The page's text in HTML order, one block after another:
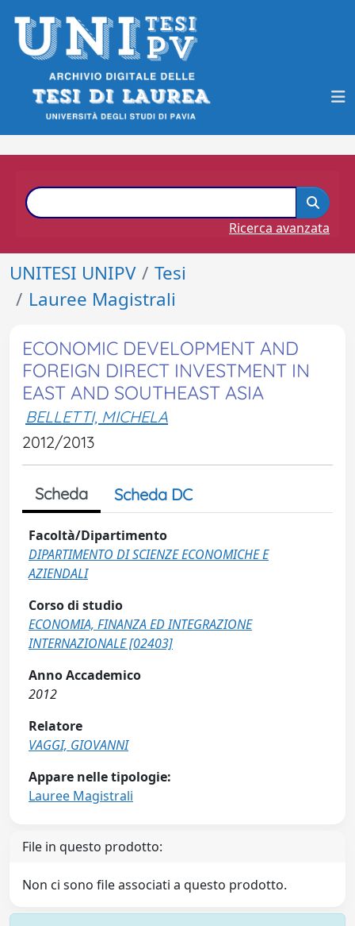
Ricerca avanzata
UNITESI UNIPV
Tesi
Lauree Magistrali
ECONOMIC DEVELOPMENT AND
FOREIGN DIRECT INVESTMENT IN
EAST AND SOUTHEAST ASIA
BELLETTI, MICHELA
2012/2013
Scheda Scheda DC
Facoltà/Dipartimento
DIPARTIMENTO DI SCIENZE ECONOMICHE E
AZIENDALI
Corso di studio
ECONOMIA, FINANZA ED INTEGRAZIONE
INTERNAZIONALE [02403]
Anno Accademico
2012
Relatore
VAGGI, GIOVANNI
Appare nelle tipologie:
Lauree Magistrali
File in questo prodotto:
Non ci sono file associati a questo prodotto.